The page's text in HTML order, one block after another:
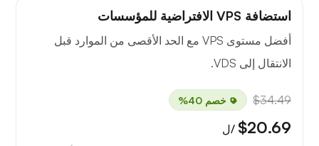
استضافة VPS الافتراضية للمؤسسات
أفضل مستوى VPS مع الحد الأقصى من الموارد قبل
الانتقال إلى VDS.
$34.49 خصم 40%
$20.69 /ل